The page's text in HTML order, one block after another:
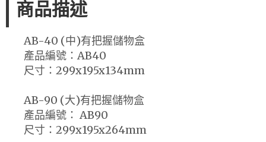
商品描述
AB-40 (中)有把握儲物盒
產品編號：AB40
尺寸：299x195x134mm
AB-90 (大)有把握儲物盒
產品編號： AB90
尺寸：299x195x264mm